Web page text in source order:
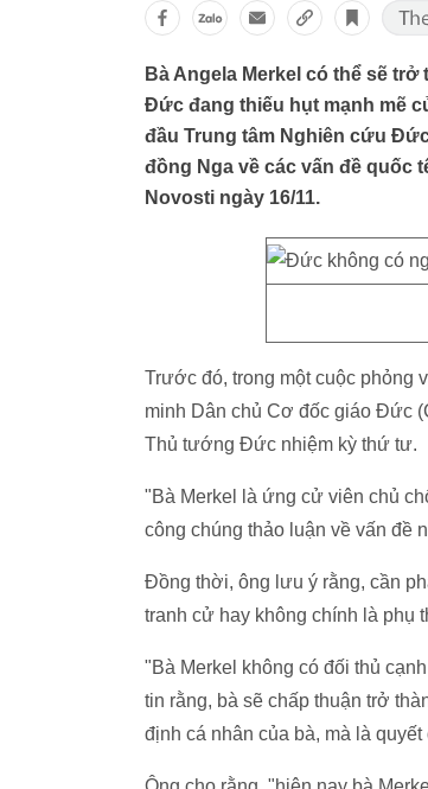
Bà Angela Merkel có thể sẽ
Đức đang thiếu hụt mạnh mẽ
đầu Trung tâm Nghiên cứu
đồng Nga về các vấn đề quốc
Novosti ngày 16/11.
Trước đó, trong một cuộc phỏng
minh Dân chủ Cơ đốc giáo Đức
Thủ tướng Đức nhiệm kỳ thứ tư.
"Bà Merkel là ứng cử viên chủ
công chúng thảo luận về vấn đề
Đồng thời, ông lưu ý rằng, cần
tranh cử hay không chính là phụ
"Bà Merkel không có đối thủ
tin rằng, bà sẽ chấp thuận trở
định cá nhân của bà, mà là